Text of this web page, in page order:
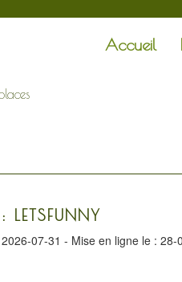
Accueil
LETSFUNNY
07-31 - Mise en ligne le : 28-